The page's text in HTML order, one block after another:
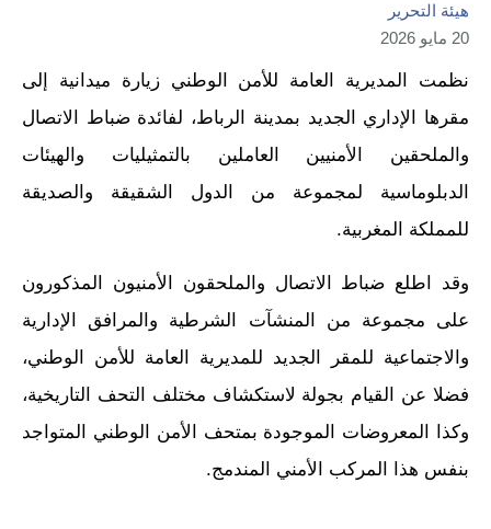
هيئة التحرير
20 مايو 2026
نظمت المديرية العامة للأمن الوطني زيارة ميدانية إلى
مقرها الإداري الجديد بمدينة الرباط، لفائدة ضباط الاتصال
والملحقين الأمنيين العاملين بالتمثيليات والهيئات
الدبلوماسية لمجموعة من الدول الشقيقة والصديقة
للمملكة المغربية.
وقد اطلع ضباط الاتصال والملحقون الأمنيون المذكورون
على مجموعة من المنشآت الشرطية والمرافق الإدارية
والاجتماعية للمقر الجديد للمديرية العامة للأمن الوطني،
فضلا عن القيام بجولة لاستكشاف مختلف التحف التاريخية،
وكذا المعروضات الموجودة بمتحف الأمن الوطني المتواجد
بنفس هذا المركب الأمني المندمج.